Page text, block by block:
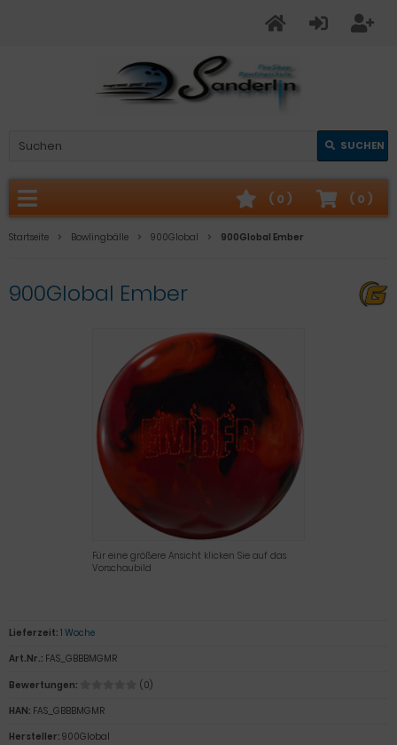
SUCHEN
( 0 )
( 0 )
Startseite Bowlingbälle 900Global 900Global Ember
900Global Ember
Für eine größere Ansicht klicken Sie auf das
Vorschaubild
Lieferzeit: 1 Woche
Art.Nr.: FAS_GBBBMGMR
Bewertungen:
(0)
HAN: FAS_GBBBMGMR
Hersteller: 900Global